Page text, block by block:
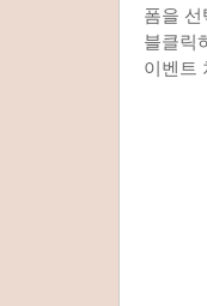
폼을
블클릭
이벤트